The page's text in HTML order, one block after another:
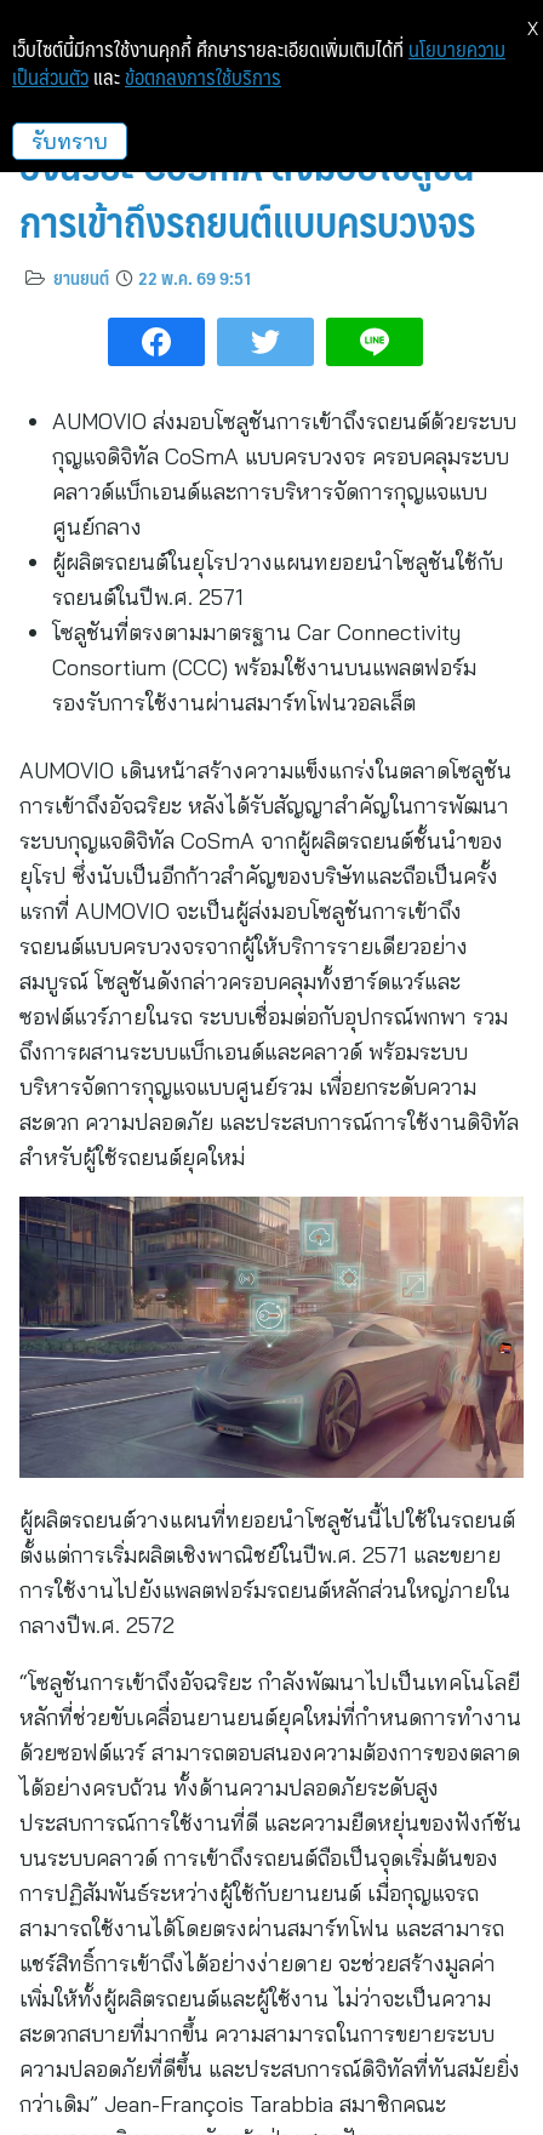
AUMOVIO คว้าสัญญาระบบกุญแจ
อัจฉริยะ CoSmA ส่งมอบโซลูชัน
การเข้าถึงรถยนต์แบบครบวงจร
ยานยนต์ 22 พ.ค. 69 9:51
AUMOVIO ส่งมอบโซลูชันการเข้าถึงรถยนต์ด้วยระบบ
กุญแจดิจิทัล CoSmA แบบครบวงจร ครอบคลุมระบบ
คลาวด์แบ็กเอนด์และการบริหารจัดการกุญแจแบบ
ศูนย์กลาง
ผู้ผลิตรถยนต์ในยุโรปวางแผนทยอยนำโซลูชันใช้กับ
รถยนต์ในปีพ.ศ. 2571
โซลูชันที่ตรงตามมาตรฐาน Car Connectivity
Consortium (CCC) พร้อมใช้งานบนแพลตฟอร์ม
รองรับการใช้งานผ่านสมาร์ทโฟนวอลเล็ต
AUMOVIO เดินหน้าสร้างความแข็งแกร่งในตลาดโซลูชัน
การเข้าถึงอัจฉริยะ หลังได้รับสัญญาสำคัญในการพัฒนา
ระบบกุญแจดิจิทัล CoSmA จากผู้ผลิตรถยนต์ชั้นนำของ
ยุโรป ซึ่งนับเป็นอีกก้าวสำคัญของบริษัทและถือเป็นครั้ง
แรกที่ AUMOVIO จะเป็นผู้ส่งมอบโซลูชันการเข้าถึง
รถยนต์แบบครบวงจรจากผู้ให้บริการรายเดียวอย่าง
สมบูรณ์ โซลูชันดังกล่าวครอบคลุมทั้งฮาร์ดแวร์และ
ซอฟต์แวร์ภายในรถ ระบบเชื่อมต่อกับอุปกรณ์พกพา รวม
ถึงการผสานระบบแบ็กเอนด์และคลาวด์ พร้อมระบบ
บริหารจัดการกุญแจแบบศูนย์รวม เพื่อยกระดับความ
สะดวก ความปลอดภัย และประสบการณ์การใช้งานดิจิทัล
สำหรับผู้ใช้รถยนต์ยุคใหม่
ผู้ผลิตรถยนต์วางแผนที่ทยอยนำโซลูชันนี้ไปใช้ในรถยนต์
ตั้งแต่การเริ่มผลิตเชิงพาณิชย์ในปีพ.ศ. 2571 และขยาย
การใช้งานไปยังแพลตฟอร์มรถยนต์หลักส่วนใหญ่ภายใน
กลางปีพ.ศ. 2572
“โซลูชันการเข้าถึงอัจฉริยะ กำลังพัฒนาไปเป็นเทคโนโลยี
หลักที่ช่วยขับเคลื่อนยานยนต์ยุคใหม่ที่กำหนดการทำงาน
ด้วยซอฟต์แวร์ สามารถตอบสนองความต้องการของตลาด
ได้อย่างครบถ้วน ทั้งด้านความปลอดภัยระดับสูง
ประสบการณ์การใช้งานที่ดี และความยืดหยุ่นของฟังก์ชัน
บนระบบคลาวด์ การเข้าถึงรถยนต์ถือเป็นจุดเริ่มต้นของ
การปฏิสัมพันธ์ระหว่างผู้ใช้กับยานยนต์ เมื่อกุญแจรถ
สามารถใช้งานได้โดยตรงผ่านสมาร์ทโฟน และสามารถ
แชร์สิทธิ์การเข้าถึงได้อย่างง่ายดาย จะช่วยสร้างมูลค่า
เพิ่มให้ทั้งผู้ผลิตรถยนต์และผู้ใช้งาน ไม่ว่าจะเป็นความ
สะดวกสบายที่มากขึ้น ความสามารถในการขยายระบบ
ความปลอดภัยที่ดีขึ้น และประสบการณ์ดิจิทัลที่ทันสมัยยิ่ง
กว่าเดิม” Jean-François Tarabbia สมาชิกคณะ
เว็บไซต์นี้มีการใช้งานคุกกี้ ศึกษารายละเอียดเพิ่มเติมได้ที่ นโยบายความ
เป็นส่วนตัว และ ข้อตกลงการใช้บริการ
รับทราบ
X